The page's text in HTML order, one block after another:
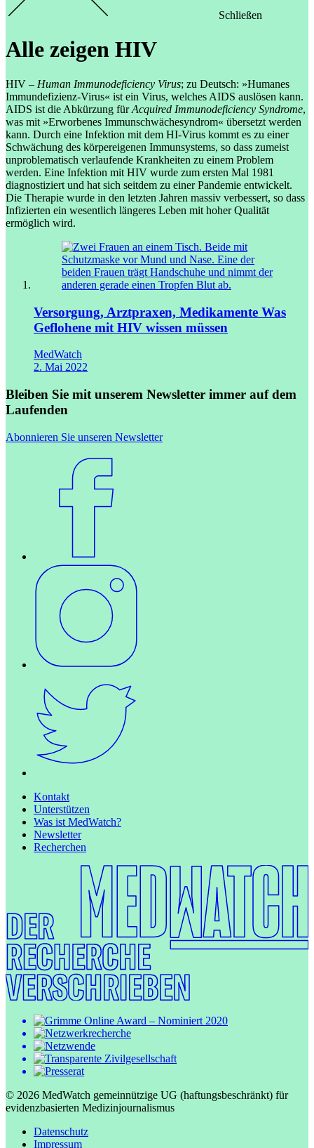
Schließen
Alle zeigen HIV
HIV – Human Immunodeficiency Virus; zu Deutsch: »Humanes
Immundefizienz-Virus« ist ein Virus, welches AIDS auslösen kann.
AIDS ist die Abkürzung fürAcquired Immunodeficiency Syndrome,
was mit »Erworbenes Immunschwächesyndrom« übersetzt werden
kann. Durch eine Infektion mit dem HI-Virus kommt es zu einer
Schwächung des körpereigenen Immunsystems, so dass zumeist
unproblematisch verlaufende Krankheiten zu einem Problem
werden. Eine Infektion mit HIV wurde zum ersten Mal 1981
diagnostiziert und hat sich seitdem zu einer Pandemie entwickelt.
Die Therapie wurde in den letzten Jahren massiv verbessert, so dass
Infizierten ein wesentlich längeres Leben mit hoher Qualität
ermöglich wird.
Versorgung, Arztpraxen, Medikamente Was
Geflohene mit HIV wissen müssen
MedWatch
2. Mai 2022
Bleiben Sie mit unserem Newsletter immer auf dem
Laufenden
Abonnieren Sie unseren Newsletter
Kontakt
Unterstützen
Was ist MedWatch?
Newsletter
Recherchen
© 2026 MedWatch gemeinnützige UG (haftungsbeschränkt) für
evidenzbasierten Medizinjournalismus
Datenschutz
Impressum